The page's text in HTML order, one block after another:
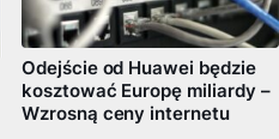
Odejście od Huawei będzie
kosztować Europę miliardy –
Wzrosną ceny internetu